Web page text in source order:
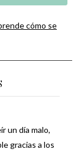
cómo se
un día malo,
gracias a los